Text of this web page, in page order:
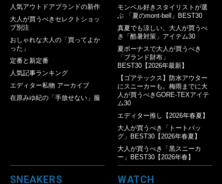
人気アウトドアブランドの新作
大人が買うべきセレクトショッ
プ別注
おしゃれな大人の「買ってよか
った」
定番と新定番
人気記事ランキング
エディター私物 アーカイブ
在原みゆ紀の「手放せない」服
モンベル好きスタイリストが選
ぶ 「夏のmont-bell」BEST30
真夏でも涼しい。大人が買うべ
き「酷暑対策」アイテム30
夏ボーナスで大人が買うべき
「ブランド財布」
BEST30【2026年最新】
【ゴアテックス】防水アウター
にスニーカーも。梅雨までに大
人が買うべきGORE-TEXアイテ
ム30
エディター推し【2026年春夏】
大人が買うべき「トートバッ
グ」BEST30【2026年春夏】
大人が買うべき「黒スニーカ
ー」BEST30【2026年春】
SNEAKERS WATCH